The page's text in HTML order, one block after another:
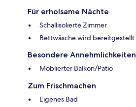
Für erholsame Nächte
Schallisolierte Zimmer
Bettwäsche wird bereitgestellt
Besondere Annehmlichkeiten
Möblierter Balkon/Patio
Zum Frischmachen
Eigenes Bad